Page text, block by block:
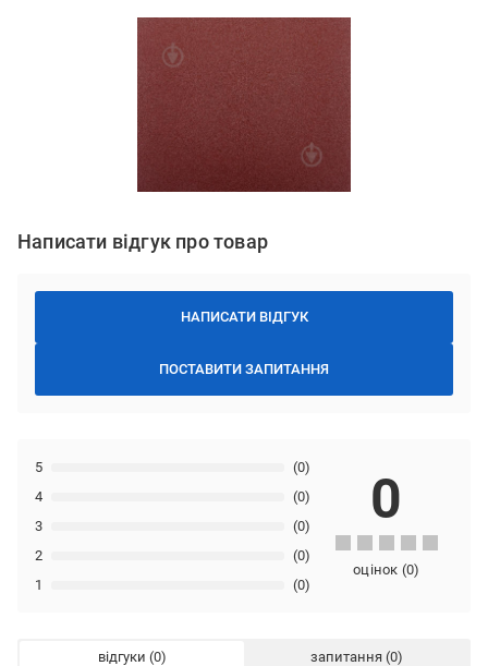
Написати відгук про товар
НАПИСАТИ ВІДГУК
ПОСТАВИТИ ЗАПИТАННЯ
1 (0)
2 (0)
3 (0)
4 (0)
5 (0)
0
оцінок (0)
відгуки запитання